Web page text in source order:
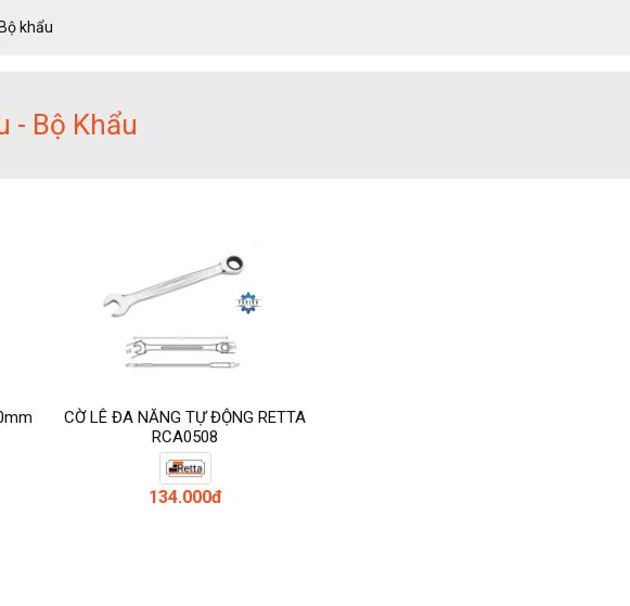
khẩu
- Bộ Khẩu
CỜ LÊ ĐA NĂNG TỰ ĐỘNG RETTA
RCA0508
134.000đ